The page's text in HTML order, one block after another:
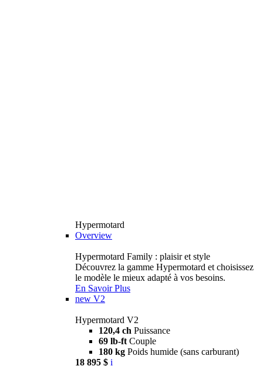
Hypermotard
Overview
Hypermotard Family : plaisir et style
Découvrez la gamme Hypermotard et choisissez
le modèle le mieux adapté à vos besoins.
En Savoir Plus
new V2
Hypermotard V2
120,4 ch Puissance
69 lb-ft Couple
180 kg Poids humide (sans carburant)
18 895 $ i